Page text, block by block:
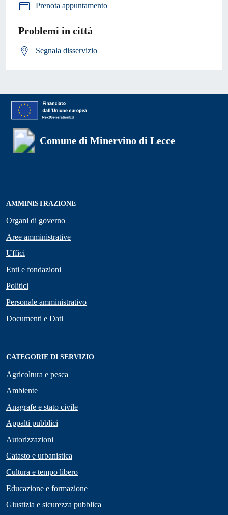
Prenota appuntamento
Problemi in città
Segnala disservizio
Comune di Minervino di Lecce
AMMINISTRAZIONE
Organi di governo
Aree amministrative
Uffici
Enti e fondazioni
Politici
Personale amministrativo
Documenti e Dati
CATEGORIE DI SERVIZIO
Agricoltura e pesca
Ambiente
Anagrafe e stato civile
Appalti pubblici
Autorizzazioni
Catasto e urbanistica
Cultura e tempo libero
Educazione e formazione
Giustizia e sicurezza pubblica